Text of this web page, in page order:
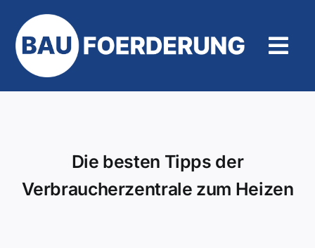
Inhalt
springen
Die besten Tipps der
Verbraucherzentrale zum Heizen